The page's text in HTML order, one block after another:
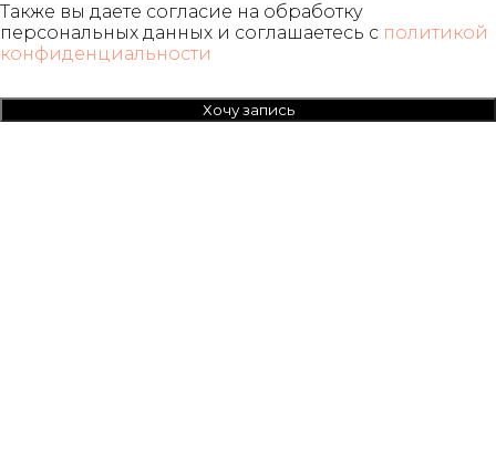
Также вы даете согласие на обработку
персональных данных и соглашаетесь c политикой
конфиденциальности
Хочу запись